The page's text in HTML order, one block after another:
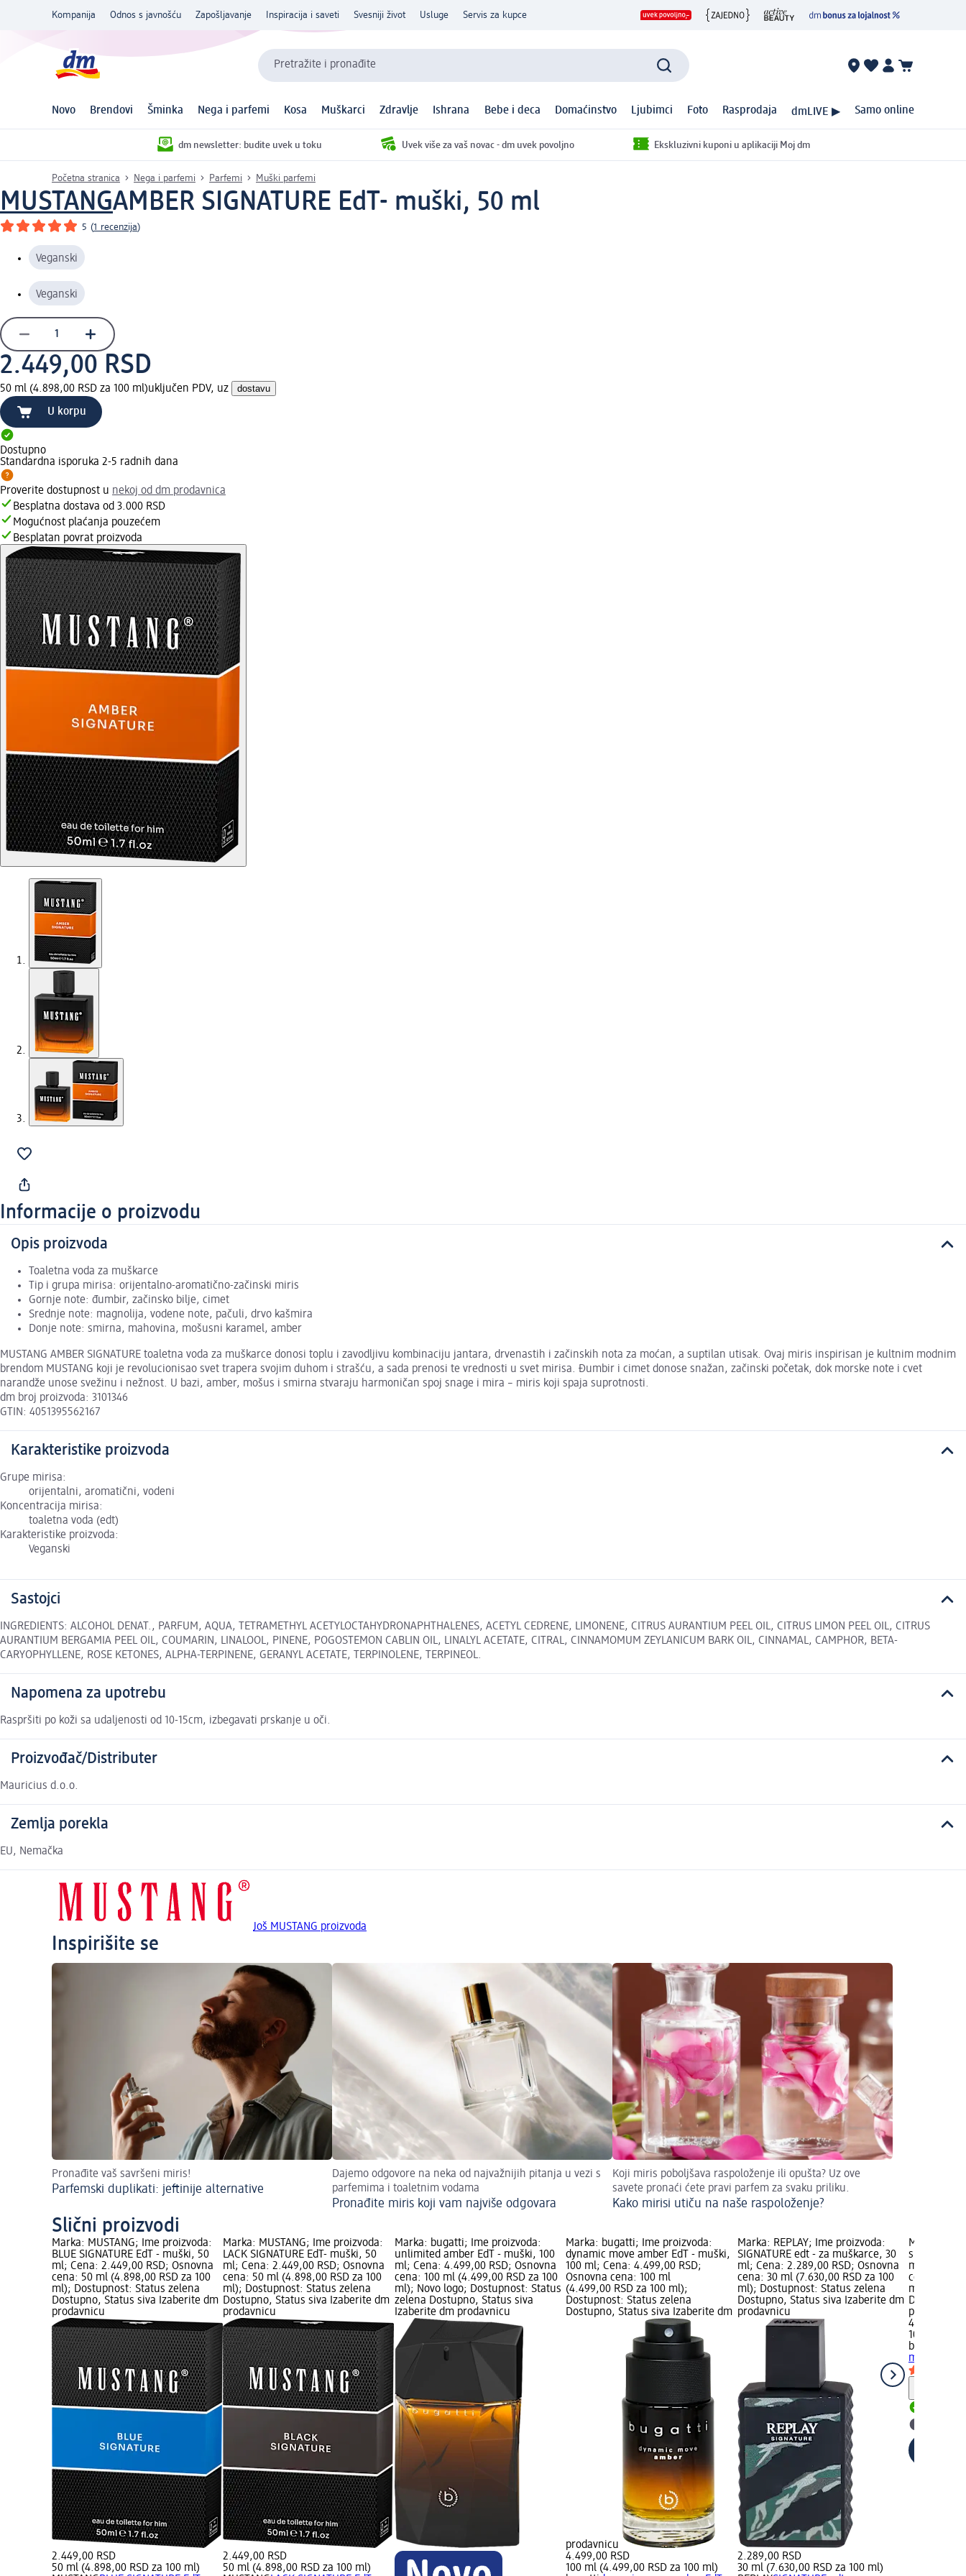
Kompanija Odnos s javnošću Zapošljavanje Inspiracija i saveti Svesniji život Usluge Servis za kupce
Pretražite i pronađite
Novo Brendovi Šminka Nega i parfemi Kosa Muškarci Zdravlje Ishrana Bebe i deca Domaćinstvo Ljubimci Foto Rasprodaja dmLIVE ▶ Samo online
dm newsletter: budite uvek u toku Uvek više za vaš novac - dm uvek povoljno Ekskluzivni kuponi u aplikaciji Moj dm
Početna stranica Nega i parfemi Parfemi Muški parfemi
MUSTANGAMBER SIGNATURE EdT- muški, 50 ml
5 (1 recenzija)
Veganski
Veganski
2.449,00 RSD
50 ml (4.898,00 RSD za 100 ml)uključen PDV, uz dostavu
U korpu
Dostupno
Standardna isporuka 2-5 radnih dana
Proverite dostupnost u nekoj od dm prodavnica
Besplatna dostava od 3.000 RSD
Mogućnost plaćanja pouzećem
Besplatan povrat proizvoda
Informacije o proizvodu
Opis proizvoda
Toaletna voda za muškarce
Tip i grupa mirisa: orijentalno-aromatično-začinski miris
Gornje note: đumbir, začinsko bilje, cimet
Srednje note: magnolija, vodene note, pačuli, drvo kašmira
Donje note: smirna, mahovina, mošusni karamel, amber
MUSTANG AMBER SIGNATURE toaletna voda za muškarce donosi toplu i zavodljivu kombinaciju jantara, drvenastih i začinskih nota za moćan, a suptilan utisak. Ovaj miris inspirisan je kultnim modnim
brendom MUSTANG koji je revolucionisao svet trapera svojim duhom i strašću, a sada prenosi te vrednosti u svet mirisa. Đumbir i cimet donose snažan, začinski početak, dok morske note i cvet
narandže unose svežinu i nežnost. U bazi, amber, mošus i smirna stvaraju harmoničan spoj snage i mira – miris koji spaja suprotnosti.
dm broj proizvoda: 3101346
GTIN: 4051395562167
Karakteristike proizvoda
Grupe mirisa:
orijentalni, aromatični, vodeni
Koncentracija mirisa:
toaletna voda (edt)
Karakteristike proizvoda:
Veganski
Sastojci
INGREDIENTS: ALCOHOL DENAT., PARFUM, AQUA, TETRAMETHYL ACETYLOCTAHYDRONAPHTHALENES, ACETYL CEDRENE, LIMONENE, CITRUS AURANTIUM PEEL OIL, CITRUS LIMON PEEL OIL, CITRUS
AURANTIUM BERGAMIA PEEL OIL, COUMARIN, LINALOOL, PINENE, POGOSTEMON CABLIN OIL, LINALYL ACETATE, CITRAL, CINNAMOMUM ZEYLANICUM BARK OIL, CINNAMAL, CAMPHOR, BETA-
CARYOPHYLLENE, ROSE KETONES, ALPHA-TERPINENE, GERANYL ACETATE, TERPINOLENE, TERPINEOL.
Napomena za upotrebu
Raspršiti po koži sa udaljenosti od 10-15cm, izbegavati prskanje u oči.
Proizvođač/Distributer
Mauricius d.o.o.
Zemlja porekla
EU, Nemačka
Još MUSTANG proizvoda
Inspirišite se
Pronađite vaš savršeni miris!
Parfemski duplikati: jeftinije alternative
Dajemo odgovore na neka od najvažnijih pitanja u vezi s
parfemima i toaletnim vodama
Pronađite miris koji vam najviše odgovara
Koji miris poboljšava raspoloženje ili opušta? Uz ove
savete pronaći ćete pravi parfem za svaku priliku.
Kako mirisi utiču na naše raspoloženje?
Slični proizvodi
Marka: MUSTANG; Ime proizvoda:
BLUE SIGNATURE EdT - muški, 50
ml; Cena: 2.449,00 RSD; Osnovna
cena: 50 ml (4.898,00 RSD za 100
ml); Dostupnost: Status zelena
Dostupno, Status siva Izaberite dm
prodavnicu
2.449,00 RSD
50 ml (4.898,00 RSD za 100 ml)
Marka: MUSTANG; Ime proizvoda:
LACK SIGNATURE EdT- muški, 50
ml; Cena: 2.449,00 RSD; Osnovna
cena: 50 ml (4.898,00 RSD za 100
ml); Dostupnost: Status zelena
Dostupno, Status siva Izaberite dm
prodavnicu
2.449,00 RSD
50 ml (4.898,00 RSD za 100 ml)
Marka: bugatti; Ime proizvoda:
unlimited amber EdT - muški, 100
ml; Cena: 4.499,00 RSD; Osnovna
cena: 100 ml (4.499,00 RSD za 100
ml); Novo logo; Dostupnost: Status
zelena Dostupno, Status siva
Izaberite dm prodavnicu
Marka: bugatti; Ime proizvoda:
dynamic move amber EdT - muški,
100 ml; Cena: 4.499,00 RSD;
Osnovna cena: 100 ml
(4.499,00 RSD za 100 ml);
Dostupnost: Status zelena
Dostupno, Status siva Izaberite dm
prodavnicu
4.499,00 RSD
100 ml (4.499,00 RSD za 100 ml)
Marka: REPLAY; Ime proizvoda:
SIGNATURE edt - za muškarce, 30
ml; Cena: 2.289,00 RSD; Osnovna
cena: 30 ml (7.630,00 RSD za 100
ml); Dostupnost: Status zelena
Dostupno, Status siva Izaberite dm
prodavnicu
2.289,00 RSD
30 ml (7.630,00 RSD za 100 ml)
Marka:
signature
ml; Cena:
cena: 100
ml);
Dostupno,
prodavnicu
4.499,00
100 ml
bugatti
muški, 100